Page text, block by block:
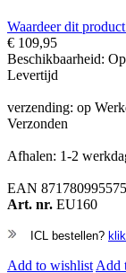
Waardeer dit
€ 109,95
Beschikbaarheid:
Levertijd
verzending: op
Verzonden
Afhalen: 1-2
EAN
Art. nr. EU160
ICL bestellen?
Add to wishlist Add